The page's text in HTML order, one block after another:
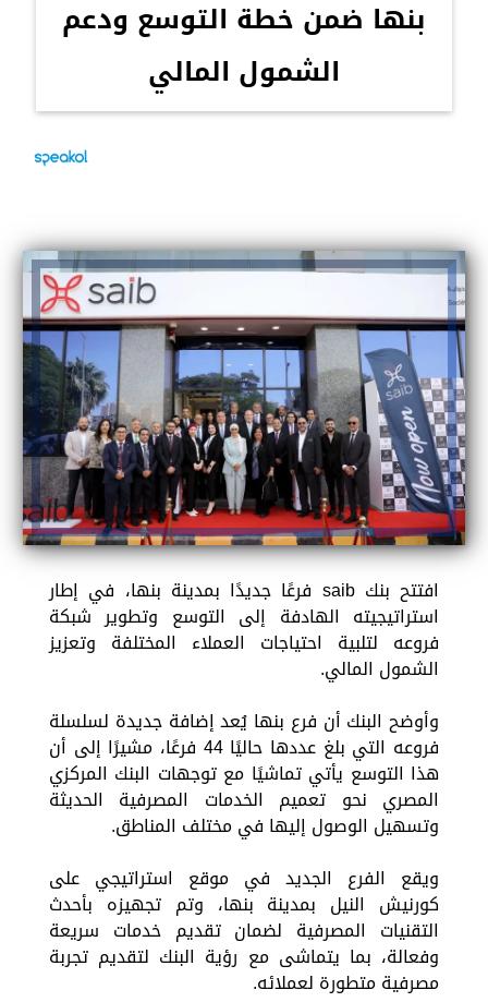
بنها ضمن خطة التوسع ودعم
الشمول المالي
افتتح بنك saib فرعًا جديدًا بمدينة بنها، في إطار
استراتيجيته الهادفة إلى التوسع وتطوير شبكة
فروعه لتلبية احتياجات العملاء المختلفة وتعزيز
الشمول المالي.
وأوضح البنك أن فرع بنها يُعد إضافة جديدة لسلسلة
فروعه التي بلغ عددها حاليًا 44 فرعًا، مشيرًا إلى أن
هذا التوسع يأتي تماشيًا مع توجهات البنك المركزي
المصري نحو تعميم الخدمات المصرفية الحديثة
وتسهيل الوصول إليها في مختلف المناطق.
ويقع الفرع الجديد في موقع استراتيجي على
كورنيش النيل بمدينة بنها، وتم تجهيزه بأحدث
التقنيات المصرفية لضمان تقديم خدمات سريعة
وفعالة، بما يتماشى مع رؤية البنك لتقديم تجربة
مصرفية متطورة لعملائه.